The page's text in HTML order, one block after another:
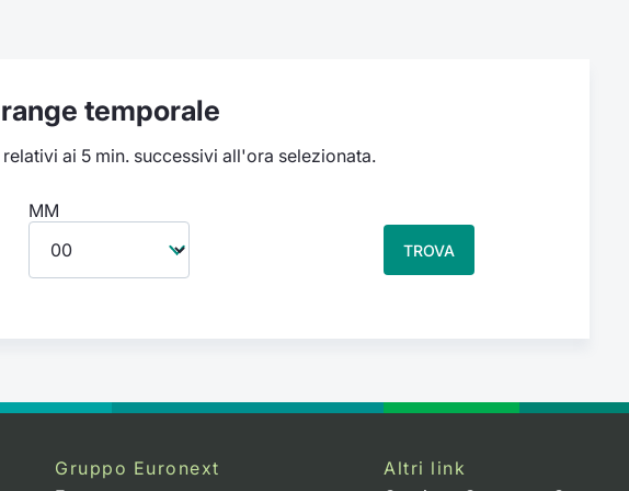
temporale
ai 5 min. successivi all'ora selezionata.
MM
TROVA
Gruppo Euronext
Altri link